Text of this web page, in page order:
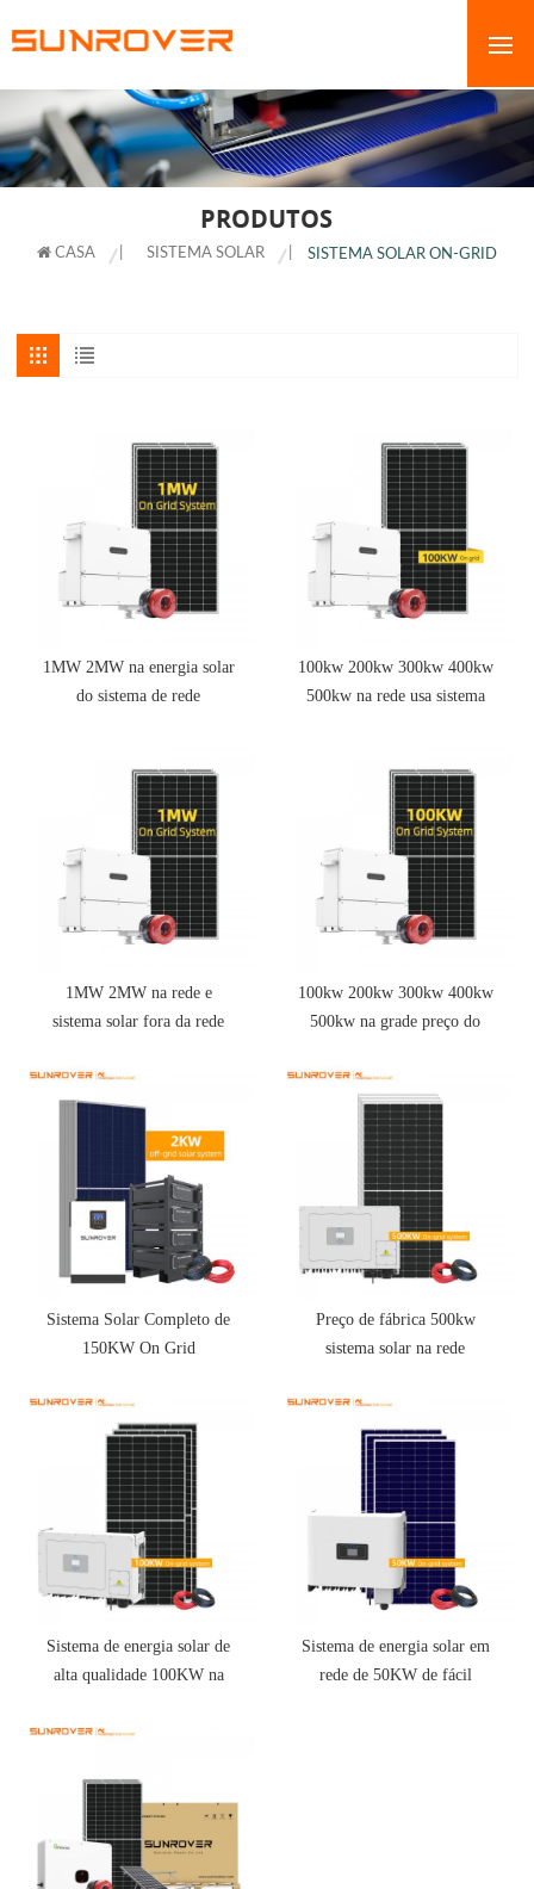
PRODUTOS
CASA SISTEMA SOLAR SISTEMA SOLAR ON-GRID
1MW 2MW na energia solar
do sistema de rede
100kw 200kw 300kw 400kw
500kw na rede usa sistema
1MW 2MW na rede e
sistema solar fora da rede
100kw 200kw 300kw 400kw
500kw na grade preço do
Sistema Solar Completo de
150KW On Grid
Preço de fábrica 500kw
sistema solar na rede
Sistema de energia solar de
alta qualidade 100KW na
Sistema de energia solar em
rede de 50KW de fácil